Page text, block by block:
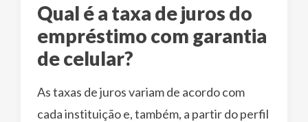
Qual é a taxa de juros do
empréstimo com garantia
de celular?
As taxas de juros variam de acordo com
cada instituição e, também, a partir do perfil